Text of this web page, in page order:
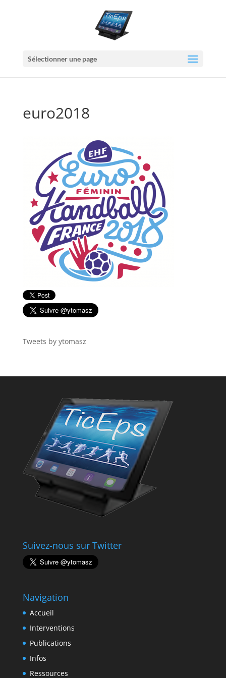
Sélectionner une page
euro2018
Tweets by ytomasz
Suivez-nous sur Twitter
Navigation
Accueil
Interventions
Publications
Infos
Ressources